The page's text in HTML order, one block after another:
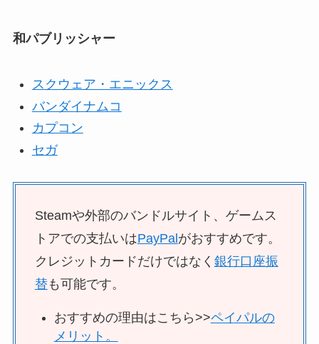
和パブリッシャー
スクウェア・エニックス
バンダイナムコ
カプコン
セガ
Steamや外部のバンドルサイト、ゲームス
トアでの支払いはPayPalがおすすめです。
クレジットカードだけではなく 銀行口座振
替も可能です。
おすすめの理由はこちら>>ペイパルの
メリット。